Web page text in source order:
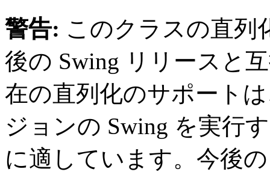
警告: このクラスの直列
後の Swing リリースと
在の直列化のサポート
ジョンの Swing を実行
に適しています。今後